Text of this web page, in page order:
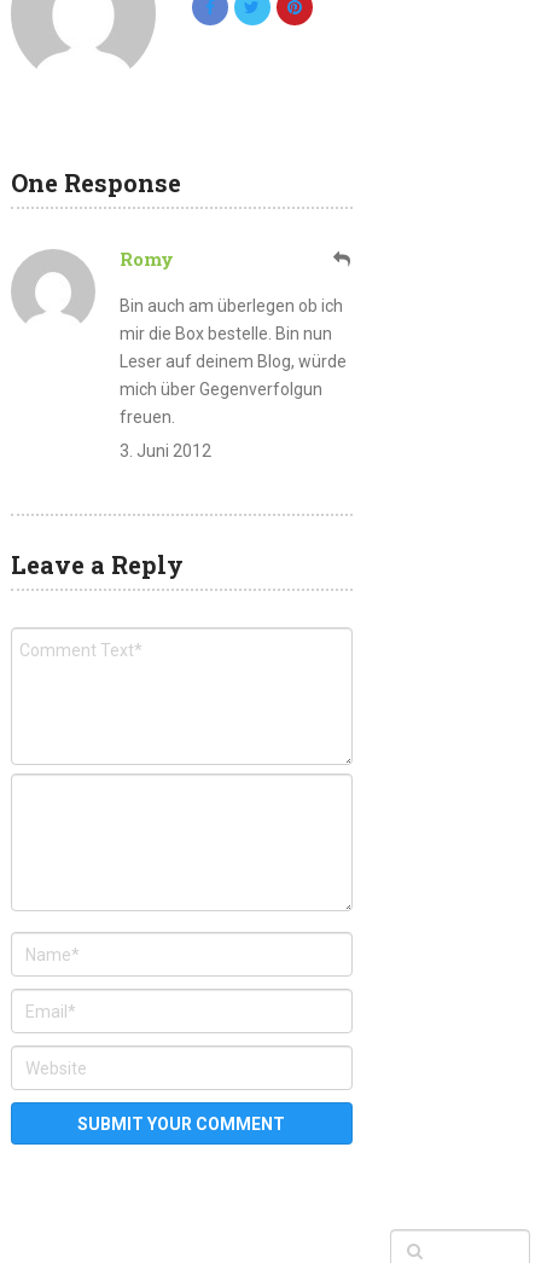
One Response
Romy
Bin auch am überlegen ob ich
mir die Box bestelle. Bin nun
Leser auf deinem Blog, würde
mich über Gegenverfolgun
freuen.
3. Juni 2012
Leave a Reply